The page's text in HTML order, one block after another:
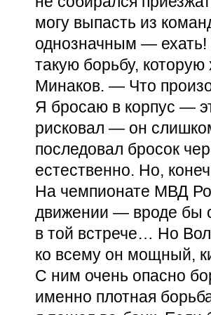
могу выпасть из
однозначным — ехать!
такую борьбу,
Минаков. — Что
Я бросаю в корпус —
рисковал — он
последовал бросок
естественно. Но,
На чемпионате МВД
движении — вроде бы
в той встрече… Но
ко всему он мощный,
С ним очень опасно
именно плотная